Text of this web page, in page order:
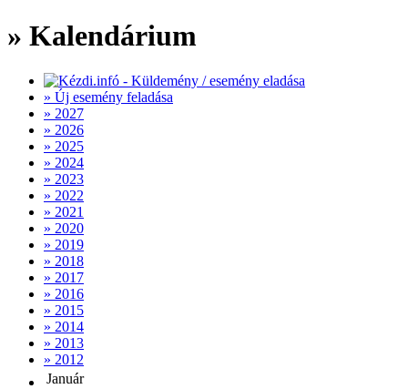
» Kalendárium
» Új esemény feladása
» 2027
» 2026
» 2025
» 2024
» 2023
» 2022
» 2021
» 2020
» 2019
» 2018
» 2017
» 2016
» 2015
» 2014
» 2013
» 2012
Január